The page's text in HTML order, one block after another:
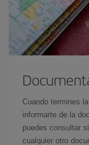
Cuando termines
informarte de la
puedes consultar
cualquier otro